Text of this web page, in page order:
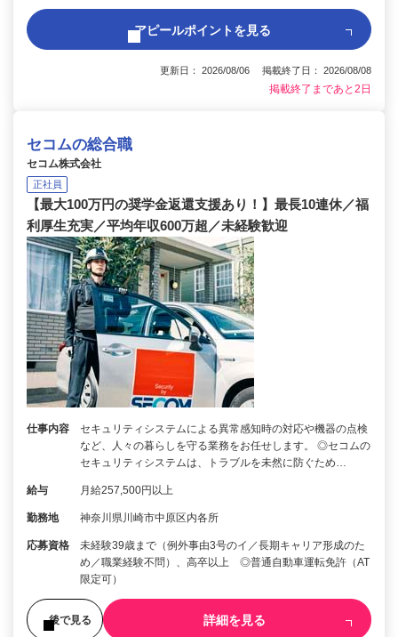
アピールポイントを見る
更新日： 2026/08/06 掲載終了日： 2026/08/08
掲載終了まであと2日
セコムの総合職
セコム株式会社
正社員
【最大100万円の奨学金返還支援あり！】最長10連休／福
利厚生充実／平均年収600万超／未経験歓迎
仕事内容
セキュリティシステムによる異常感知時の対応や機器の点検
など、人々の暮らしを守る業務をお任せします。 ◎セコムの
セキュリティシステムは、トラブルを未然に防ぐため…
給与 月給257,500円以上
勤務地 神奈川県川崎市中原区内各所
応募資格
未経験39歳まで（例外事由3号のイ／長期キャリア形成のた
め／職業経験不問）、高卒以上 ◎普通自動車運転免許（AT
限定可）
後で見る 詳細を見る